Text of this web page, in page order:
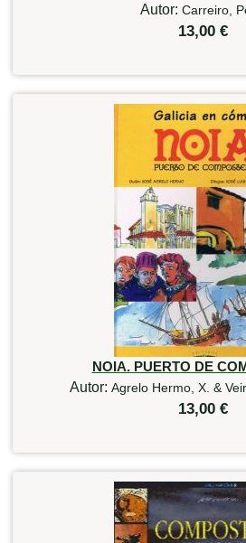
Autor: Carreiro,
13,00 €
NOIA. PUERTO DE
Autor: Agrelo Hermo, X. &
13,00 €